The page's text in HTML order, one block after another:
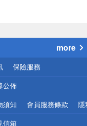
more
保險服務
公佈
須知 會員服務條款 隱
信箱